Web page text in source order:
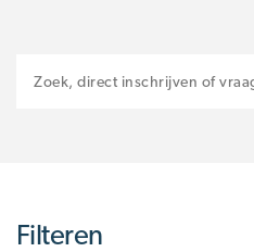
Filteren